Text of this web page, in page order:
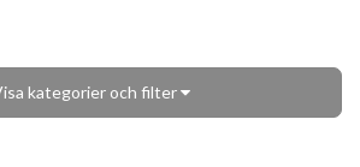
kategorier och filter